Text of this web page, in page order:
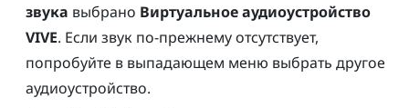
звука выбрано Виртуальное аудиоустройство
VIVE. Если звук по-прежнему отсутствует,
попробуйте в выпадающем меню выбрать другое
аудиоустройство.